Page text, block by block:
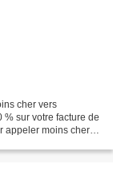
cher vers
% sur votre facture de
appeler moins cher à